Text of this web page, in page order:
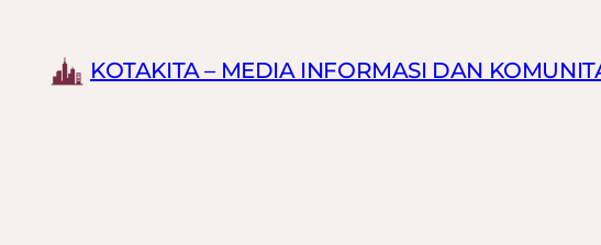
KOTAKITA – MEDIA INFORMASI DAN